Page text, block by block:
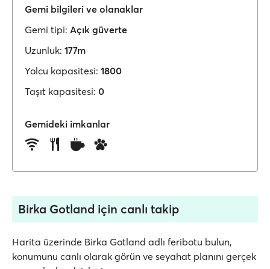
Gemi bilgileri ve olanaklar
Gemi tipi: Açık güverte
Uzunluk: 177m
Yolcu kapasitesi: 1800
Taşıt kapasitesi: 0
Gemideki imkanlar
Birka Gotland için canlı takip
Harita üzerinde Birka Gotland adlı feribotu bulun,
konumunu canlı olarak görün ve seyahat planını gerçek